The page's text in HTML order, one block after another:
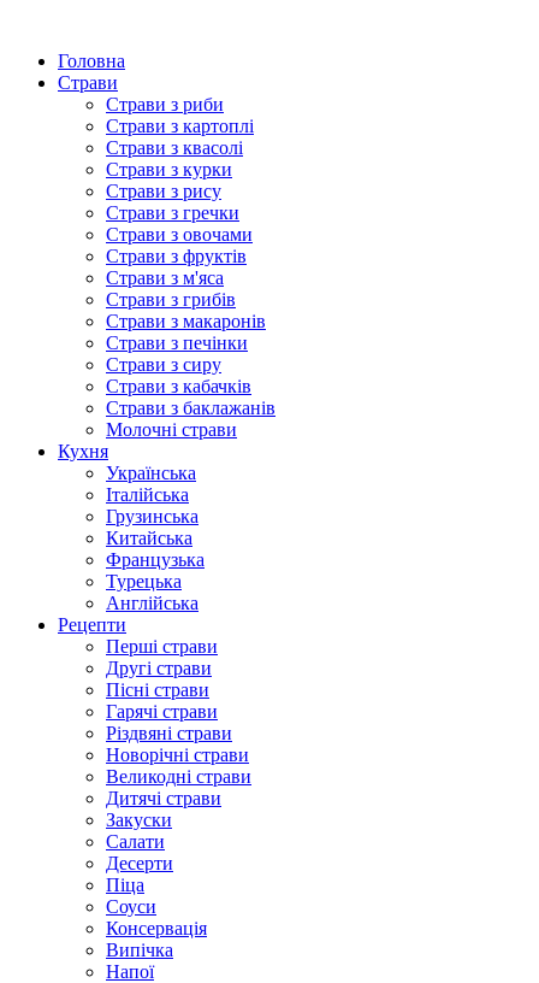
Головна
Страви
Страви з риби
Страви з картоплі
Страви з квасолі
Страви з курки
Страви з рису
Страви з гречки
Страви з овочами
Страви з фруктів
Страви з м'яса
Страви з грибів
Страви з макаронів
Страви з печінки
Страви з сиру
Страви з кабачків
Страви з баклажанів
Молочні страви
Кухня
Українська
Італійська
Грузинська
Китайська
Французька
Турецька
Англійська
Рецепти
Перші страви
Другі страви
Пісні страви
Гарячі страви
Різдвяні страви
Новорічні страви
Великодні страви
Дитячі страви
Закуски
Салати
Десерти
Піца
Соуси
Консервація
Випічка
Напої